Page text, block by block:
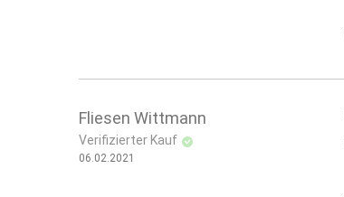
Fliesen Wittmann
Verifizierter Kauf
06.02.2021